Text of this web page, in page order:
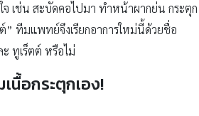
จ เช่น สะบัดคอไปมา ทำหน้าผากย่น กระตุก
ทีมแพทย์จึงเรียกอาการใหม่นี้ด้วยชื่อ
ทูเร็ตต์ หรือไม่
นื้อกระตุกเอง!